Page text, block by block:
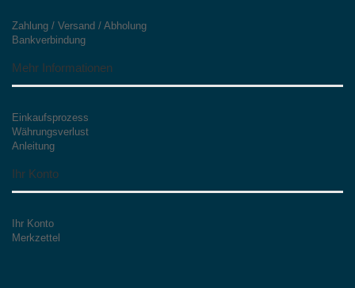
Zahlung / Versand / Abholung
Bankverbindung
Mehr Informationen
Einkaufsprozess
Währungsverlust
Anleitung
Ihr Konto
Ihr Konto
Merkzettel